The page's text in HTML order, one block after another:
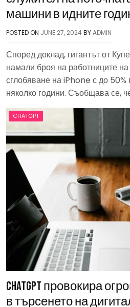
машини в идните
POSTED ON JUNE 27, 2024BYADMIN
Според доклад, гигантът от
намали броя на работниците
сглобяване на iPhone с до
няколко години. Съобщава се,
CHATGPT
ChatGPT провокира
в търсенето на